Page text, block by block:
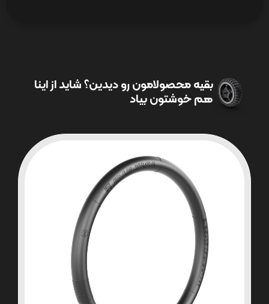
بقیه محصولامون رو دیدین؟ شاید از اینا
هم خوشتون بیاد